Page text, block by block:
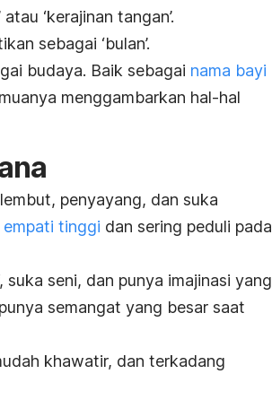
‘kerajinan tangan’.
sebagai ‘bulan’.
budaya. Baik sebagai nama bayi
menggambarkan hal-hal
penyayang, dan suka
empati tinggi dan sering peduli pada
seni, dan punya imajinasi yang
semangat yang besar saat
khawatir, dan terkadang